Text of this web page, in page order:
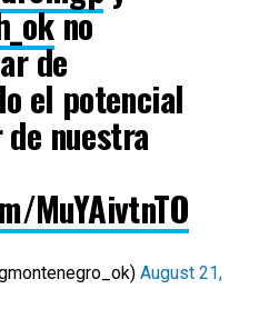
no
de
el potencial
nuestra
MuYAivtnTO
August 21,